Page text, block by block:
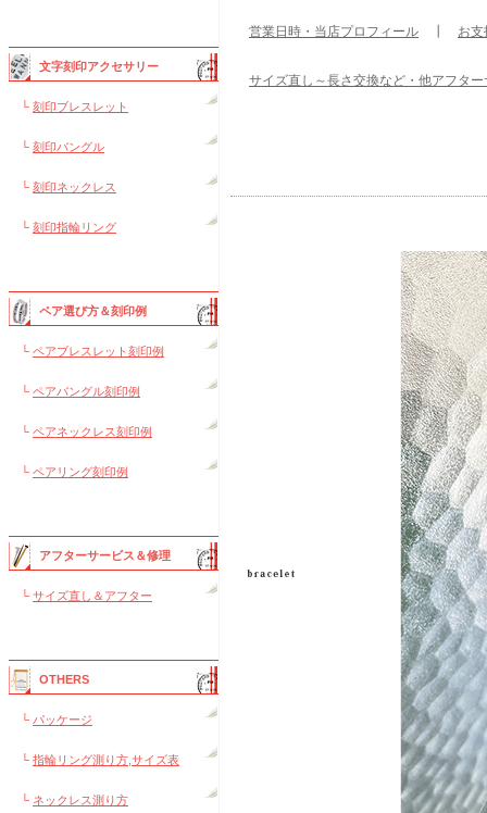
文字刻印アクセサリー
└ 刻印ブレスレット
└ 刻印バングル
└ 刻印ネックレス
└ 刻印指輪リング
ペア選び方＆刻印例
└ ペアブレスレット刻印例
└ ペアバングル刻印例
└ ペアネックレス刻印例
└ ペアリング刻印例
アフターサービス＆修理
└ サイズ直し＆アフター
OTHERS
└ パッケージ
└ 指輪リング測り方,サイズ表
└ ネックレス測り方
営業日時・当店プロフィール お
サイズ直し～長さ交換など・他アフタ